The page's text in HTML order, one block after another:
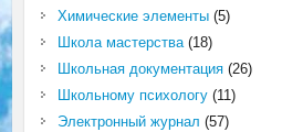
Химические элементы(5)
Школа мастерства(18)
Школьная документация(26)
Школьному психологу(11)
Электронный журнал (57)